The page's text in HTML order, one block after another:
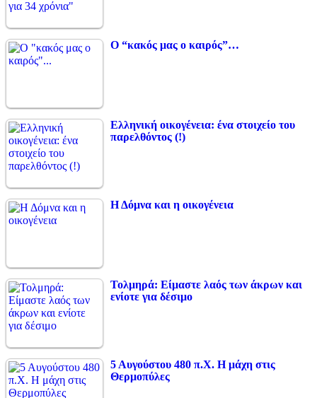
Ο “κακός μας ο καιρός”…
Ελληνική οικογένεια: ένα στοιχείο του
παρελθόντος (!)
Η Δόμνα και η οικογένεια
Τολμηρά: Είμαστε λαός των άκρων και
ενίοτε για δέσιμο
5 Αυγούστου 480 π.Χ. Η μάχη στις
Θερμοπύλες